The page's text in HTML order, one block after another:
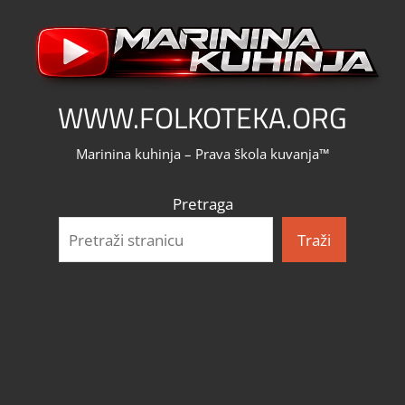
content
WWW.FOLKOTEKA.ORG
Marinina kuhinja – Prava škola kuvanja™
Pretraga
Traži